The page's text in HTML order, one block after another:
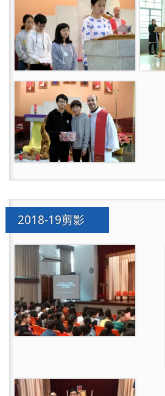
2018-19剪影